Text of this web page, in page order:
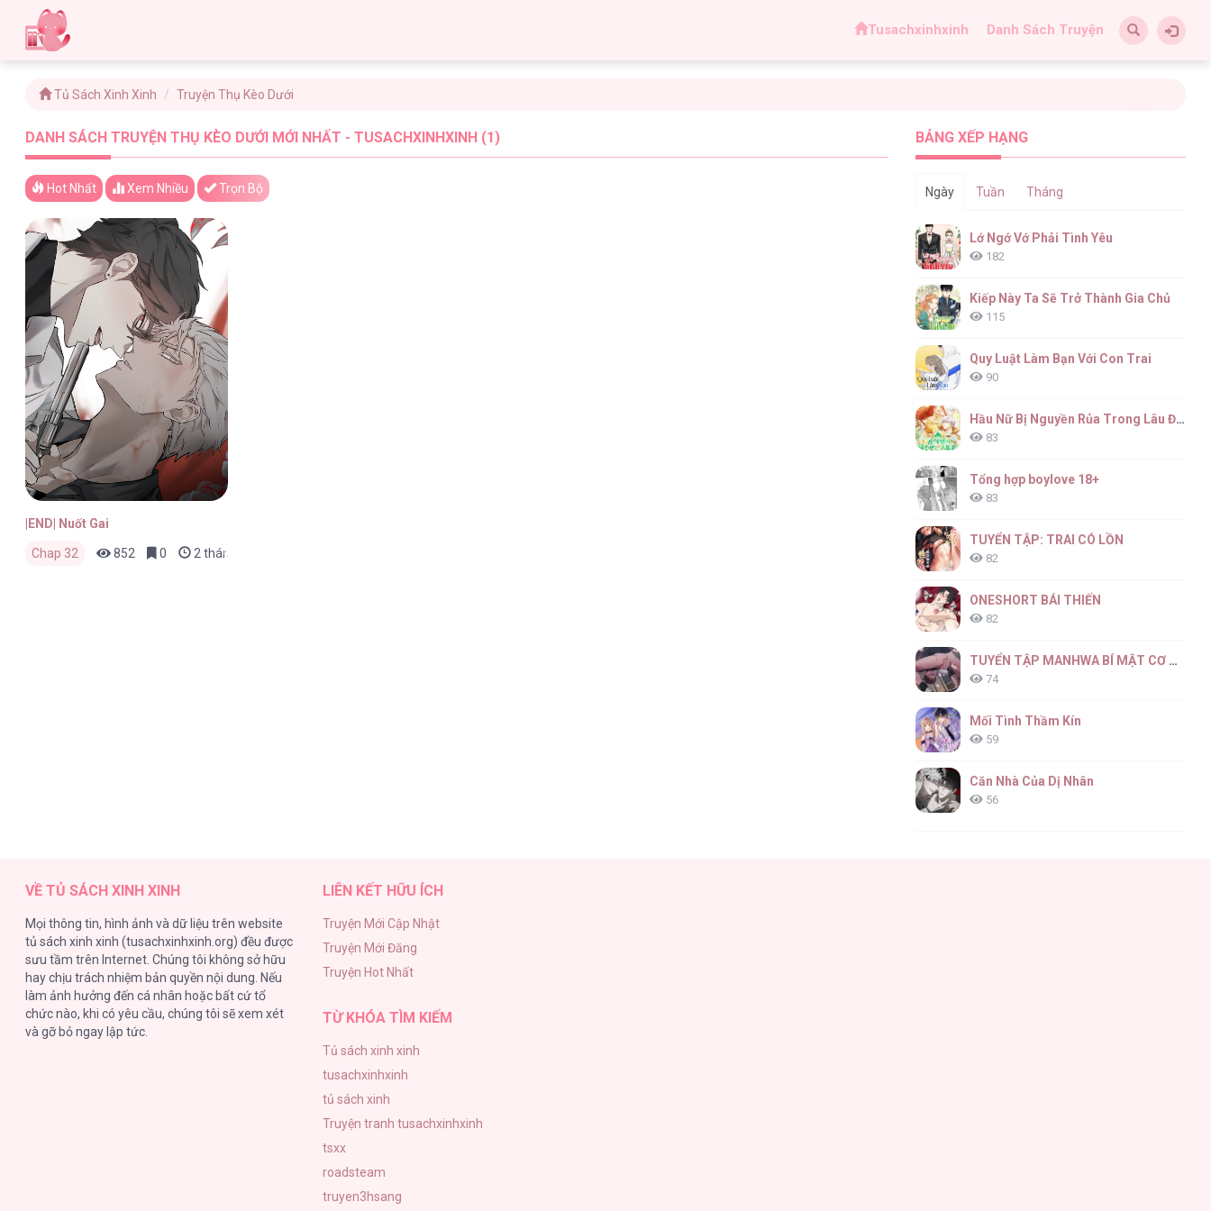
Tusachxinhxinh Danh Sách Truyện
Tủ Sách Xinh Xinh Truyện Thụ Kèo Dưới
DANH SÁCH TRUYỆN THỤ KÈO DƯỚI MỚI NHẤT - TUSACHXINHXINH (1)
Hot Nhất Xem Nhiều Trọn Bộ
|END| Nuốt Gai
Chap 32 852 0 2 tháng trước
BẢNG XẾP HẠNG
Ngày Tuần Tháng
Lớ Ngớ Vớ Phải Tình Yêu
182
Kiếp Này Ta Sẽ Trở Thành Gia Chủ
115
Quy Luật Làm Bạn Với Con Trai
90
Hầu Nữ Bị Nguyền Rủa Trong Lâu Đài Của Công Tước
83
Tổng hợp boylove 18+
83
TUYỂN TẬP: TRAI CÓ LỒN
82
ONESHORT BÁI THIẾN
82
TUYỂN TẬP MANHWA BÍ MẬT CƠ THỂ
74
Mối Tình Thầm Kín
59
Căn Nhà Của Dị Nhân
56
VỀ TỦ SÁCH XINH XINH
Mọi thông tin, hình ảnh và dữ liệu trên website
tủ sách xinh xinh (tusachxinhxinh.org) đều được
sưu tầm trên Internet. Chúng tôi không sở hữu
hay chịu trách nhiệm bản quyền nội dung. Nếu
làm ảnh hưởng đến cá nhân hoặc bất cứ tổ
chức nào, khi có yêu cầu, chúng tôi sẽ xem xét
và gỡ bỏ ngay lập tức.
LIÊN KẾT HỮU ÍCH
Truyện Mới Cập Nhật
Truyện Mới Đăng
Truyện Hot Nhất
TỪ KHÓA TÌM KIẾM
Tủ sách xinh xinh
tusachxinhxinh
tủ sách xinh
Truyện tranh tusachxinhxinh
tsxx
roadsteam
truyen3hsang